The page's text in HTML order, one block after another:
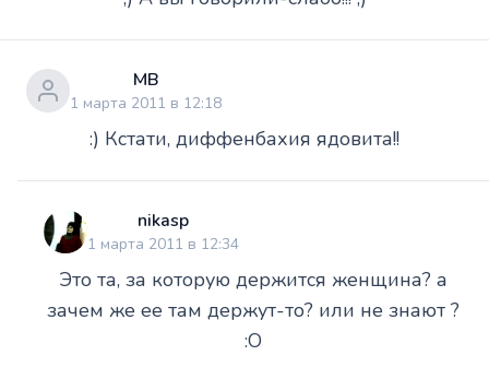
МВ
1 марта 2011 в 12:18
:) Кстати, диффенбахия ядовита!!
nikasp
1 марта 2011 в 12:34
Это та, за которую держится женщина? а
зачем же ее там держут-то? или не знают ?
:O